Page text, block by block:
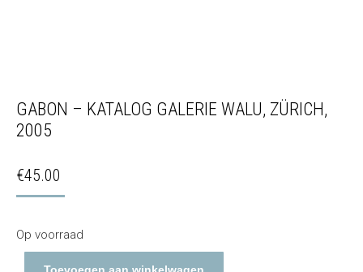
GABON – KATALOG GALERIE WALU, ZÜRICH,
2005
€45.00
Op voorraad